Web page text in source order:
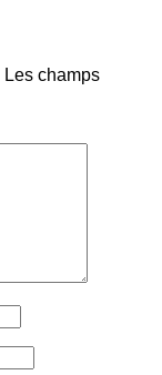
Les champs